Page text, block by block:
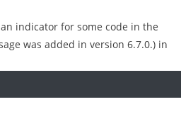
indicator for some code in the
was added in version 6.7.0.) in